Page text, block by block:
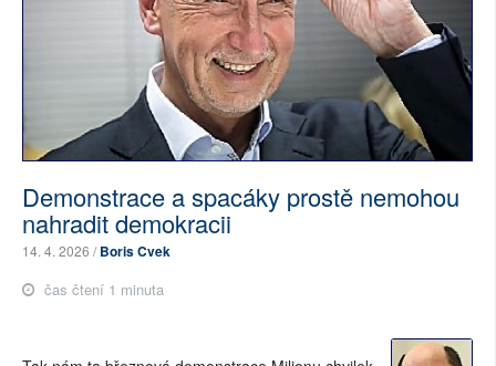
Demonstrace a spacáky prostě nemohou
nahradit demokracii
14. 4. 2026 /Boris Cvek
čas čtení 1 minuta